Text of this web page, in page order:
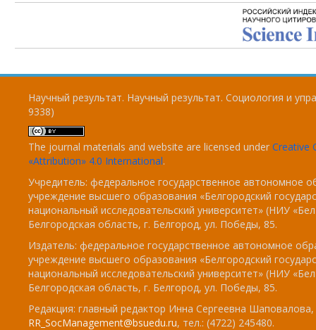
Научный результат. Научный результат. Социология и
9338)
The journal materials and website are licensed under Creative
«Attribution» 4.0 International.
Учредитель: федеральное государственное автономное
учреждение высшего образования «Белгородский
национальный исследовательский университет» (НИУ
Белгородская область, г. Белгород, ул. Победы, 85.
Издатель: федеральное государственное автономное
учреждение высшего образования «Белгородский
национальный исследовательский университет» (НИУ
Белгородская область, г. Белгород, ул. Победы, 85.
Редакция: главный редактор Инна Сергеевна
RR_SocManagement@bsuedu.ru, тел.: (4722) 245480.